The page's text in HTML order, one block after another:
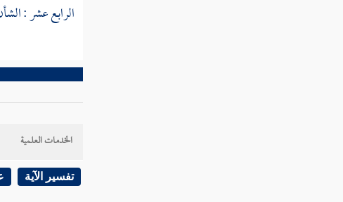
الرابع عشر :
الخدمات العلمية
تفسير الآية